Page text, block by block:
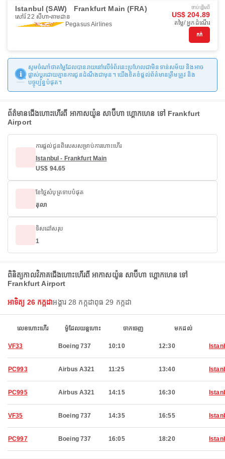
Istanbul (SAW) Frankfurt Main (FRA)
សៅរ៍ 22 សីហា តាមដាន
Pegasus Airlines
ចាប់ផ្ដើមពី
US$ 204.89
តម្លៃ/ អ្នកដំណើរ
កក់
សូមចំណាំថាតម្លៃដែលបានរាយនៅលើទំព័រនេះប្រហែលជាមិនទាន់សម័យ និងអាច
ផ្លាស់ប្តូរដោយគ្មានការជូនដំណឹងជាមុន។ យើងខិតខំផ្តល់ព័ត៌មានត្រឹមត្រូវ និង
បច្ចុប្បន្នបំផុត។
ព័ត៌មានជើងហោះហើរពី អាកាសយ៉ូន សាប៊ីហា ហ្គោកហេន ទៅ Frankfurt
Airport
ការផ្តល់ជូនពិសេសសម្រាប់ការហោះហើរ
Istanbul - Frankfurt Main
US$ 94.65
ខែថ្លៃសំបុត្រទាបបំផុត
តុលា
ទិសដៅសរុប
1
ពិនិត្យកាលវិភាគជើងហោះហើរពី អាកាសយ៉ូន សាប៊ីហា ហ្គោកហេន ទៅ
Frankfurt Airport
អាទិត្យ 26 កក្កដាអង្គារ 28 កក្កដាពុធ 29 កក្កដា
លេខហោះហើរ ម៉ូដែលយន្តហោះ ចាកចេញ មកដល់
VF33 Boeing 737 10:10 12:30
PC993 Airbus A321 11:25 13:40
PC995 Airbus A321 14:15 16:30
VF35 Boeing 737 14:35 16:55
PC997 Boeing 737 16:05 18:20